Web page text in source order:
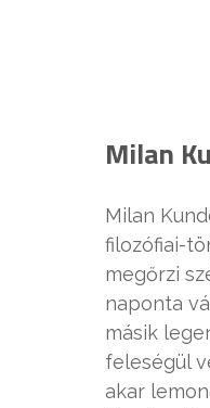
Milan
Milan
filozófiai-
megőrzi
naponta
másik
feleségül
akar